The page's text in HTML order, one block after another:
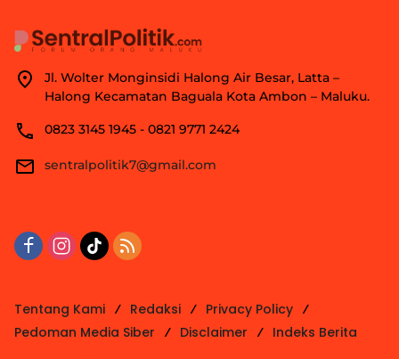
Jl. Wolter Monginsidi Halong Air Besar, Latta –
Halong Kecamatan Baguala Kota Ambon – Maluku.
0823 3145 1945 - 0821 9771 2424
sentralpolitik7@gmail.com
Tentang Kami Redaksi
Privacy Policy
Pedoman Media Siber
Disclaimer
Indeks Berita